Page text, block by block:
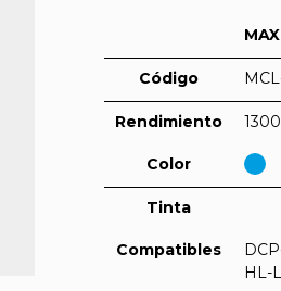
Código
Rendimiento
Color
Tinta
Compatibles
HL-